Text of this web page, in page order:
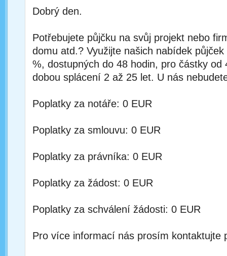
Dobrý den.
Potřebujete půjčku na svůj projekt nebo
domu atd.? Využijte našich nabídek
%, dostupných do 48 hodin, pro částky od
dobou splácení 2 až 25 let. U nás
Poplatky za notáře: 0 EUR
Poplatky za smlouvu: 0 EUR
Poplatky za právníka: 0 EUR
Poplatky za žádost: 0 EUR
Poplatky za schválení žádosti: 0 EUR
Pro více informací nás prosím kontaktujte